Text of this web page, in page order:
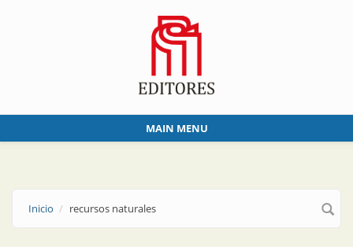
MAIN MENU
Inicio recursos naturales